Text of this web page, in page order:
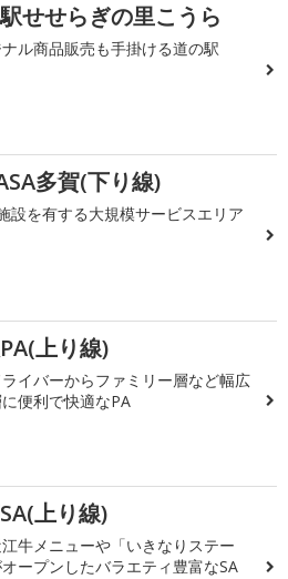
せせらぎの里こうら
ル商品販売も手掛ける道の駅
多賀(下り線)
設を有する大規模サービスエリア
上り線)
イバーからファミリー層など幅広
便利で快適なPA
上り線)
牛メニューや「いきなりステー
ープンしたバラエティ豊富なSA